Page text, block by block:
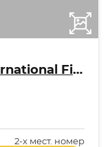
Waldorf Astoria Dubai International Financial Centre 5*
2-x мест. номер